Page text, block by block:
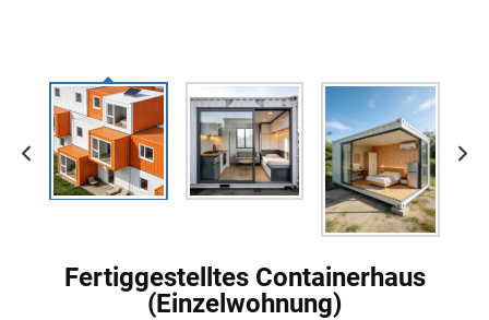
Fertiggestelltes Containerhaus
(Einzelwohnung)